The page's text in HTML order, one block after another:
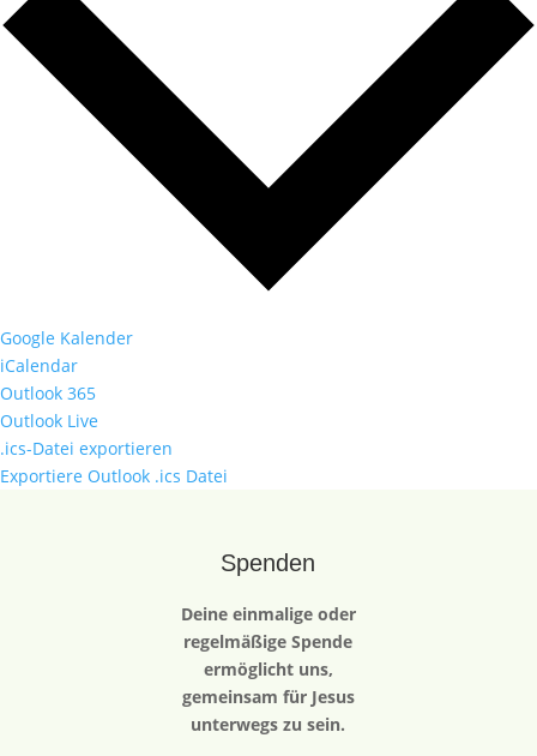
Google Kalender
iCalendar
Outlook 365
Outlook Live
.ics-Datei exportieren
Exportiere Outlook .ics Datei
Spenden
Deine einmalige oder
regelmäßige Spende
ermöglicht uns,
gemeinsam für Jesus
unterwegs zu sein.